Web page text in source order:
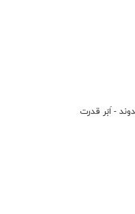
- اَبَر قدرت